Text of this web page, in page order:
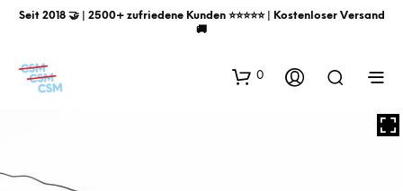
Seit 2018 🤝 | 2500+ zufriedene Kunden ⭐️⭐️⭐️⭐️⭐️ | Kostenloser Versand
🚚
0